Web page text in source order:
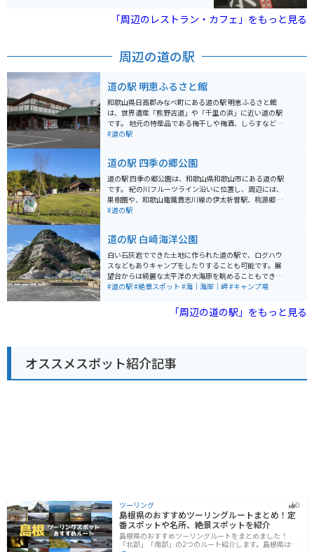
適な場所で、近隣には自然の絶景も多く、移動時にはバ
山の美味しいラーメンを味わいに訪れてみてください！
「周辺のレストラン・カフェ」をもっと見る
周辺の道の駅
道の駅 明恵ふるさと館
和歌山県日高郡みなべ町にある道の駅 明恵ふるさと館
は、世界遺産「熊野古道」や「千里の浜」に近い道の駅
です。 地元の特産品である梅干しや梅酒、しらすなどを
販売しており、お土産選びに最適です。 レストランで
理がおすすめです。 バイクで訪れる場合、駐車場も広く
停めやすいので安心です。 道の駅周辺には、美しい海岸
線が続く「千里の浜」があり、ツーリングの休憩場所と
しても最適です。 また、世界遺産「熊野古道」へのアク
セスも良く、歴史を感じながらのツーリングも楽しめま
#道の駅
道の駅 四季の郷公園
道の駅 四季の郷公園は、和歌山県和歌山市にある道の駅
です。 紀の川フルーツライン沿いに位置し、周辺には、
果樹園や、和歌山電鐵貴志川線の伊太祈曽駅、桃源郷公
園などがあり、春には桃の花や梅の花が咲き乱れる景色
地元産の果物を使ったスイーツなどが楽しめるレストラ
ンがあります。 バイクツーリングで訪れる場合、道の駅
の駐車場は広く、休憩場所としても最適です。 また、道
の駅には、観光案内所も併設されているので、周辺の観
光スポット情報も得ることができ、ツーリングの拠点と
#道の駅
道の駅 白崎海洋公園
白い石灰岩でできた土地に作られた道の駅で、ログハウ
スなどもありキャンプをしたりすることも可能です。展
望台からは綺麗な太平洋の大海原を眺めることもでき、
夕方には西の海に沈むきれいな夕日を見ることも可能で
備えた観光施設となっており、公園全体が白い石灰岩で
#道の駅#絶景スポット #海｜海岸｜岬#キャンプ場
「周辺の道の駅」をもっと見る
オススメスポット紹介記事
ツーリング 0
島根県のおすすめツーリングルートまとめ！定
番スポットや名所、絶景スポットを紹介
島根県のおすすめツーリングルートをまとめました！
「北部」「南部」の2つのルート紹介します。島根県は、